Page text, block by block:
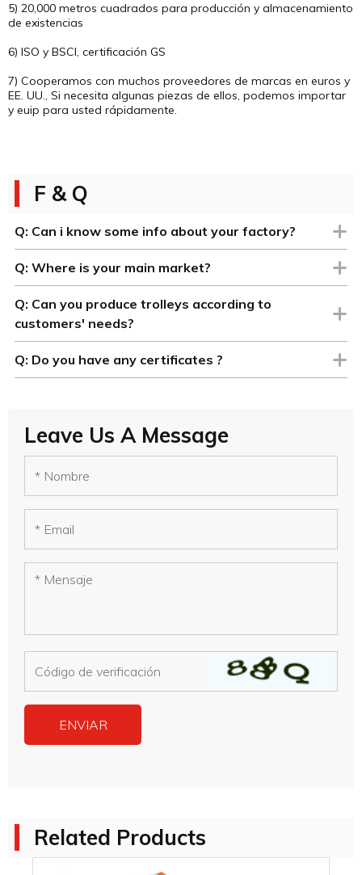
5) 20,000 metros cuadrados para producción y almacenamiento
de existencias
6) ISO y BSCI, certificación GS
7) Cooperamos con muchos proveedores de marcas en euros y
EE. UU., Si necesita algunas piezas de ellos, podemos importar
y euip para usted rápidamente.
F & Q
Q: Can i know some info about your factory?
Q: Where is your main market?
Q: Can you produce trolleys according to
customers' needs?
Q: Do you have any certificates ?
Leave Us A Message
Related Products